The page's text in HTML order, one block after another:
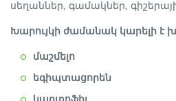
սեղաններ, գամակներ,
Խարույկի ժամանակ կարելի է
մաշմելո
եգիպտացորեն